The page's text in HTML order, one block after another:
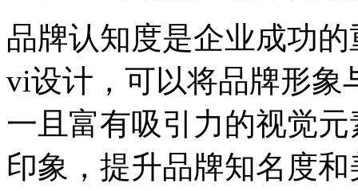
品牌认知度是企业成功
vi设计，可以将品牌形象
一且富有吸引力的视觉
印象，提升品牌知名度